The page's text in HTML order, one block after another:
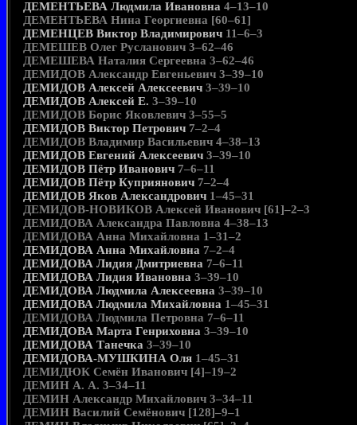
ДЕМЕНТЬЕВА Людмила Ивановна 4–13–10
ДЕМЕНТЬЕВА Нина Георгиевна [60–61]
ДЕМЕНЦЕВ Виктор Владимирович 11–6–3
ДЕМЕШЕВ Олег Русланович 3–62–46
ДЕМЕШЕВА Наталия Сергеевна 3–62–46
ДЕМИДОВ Александр Евгеньевич 3–39–10
ДЕМИДОВ Алексей Алексеевич 3–39–10
ДЕМИДОВ Алексей Е. 3–39–10
ДЕМИДОВ Борис Яковлевич 3–55–5
ДЕМИДОВ Виктор Петрович 7–2–4
ДЕМИДОВ Владимир Васильевич 4–38–13
ДЕМИДОВ Евгений Алексеевич 3–39–10
ДЕМИДОВ Пётр Иванович 7–6–11
ДЕМИДОВ Пётр Куприянович 7–2–4
ДЕМИДОВ Яков Александрович 1–45–31
ДЕМИДОВ-НОВИКОВ Алексей Иванович [61]–2–3
ДЕМИДОВА Александра Павловна 4–38–13
ДЕМИДОВА Анна Михайловна 1–31–2
ДЕМИДОВА Анна Михайловна 7–2–4
ДЕМИДОВА Лидия Дмитриевна 7–6–11
ДЕМИДОВА Лидия Ивановна 3–39–10
ДЕМИДОВА Людмила Алексеевна 3–39–10
ДЕМИДОВА Людмила Михайловна 1–45–31
ДЕМИДОВА Людмила Петровна 7–6–11
ДЕМИДОВА Марта Генриховна 3–39–10
ДЕМИДОВА Танечка 3–39–10
ДЕМИДОВА-МУШКИНА Оля 1–45–31
ДЕМИДЮК Семён Иванович [4]–19–2
ДЕМИН А. А. 3–34–11
ДЕМИН Александр Михайлович 3–34–11
ДЕМИН Василий Семёнович [128]–9–1